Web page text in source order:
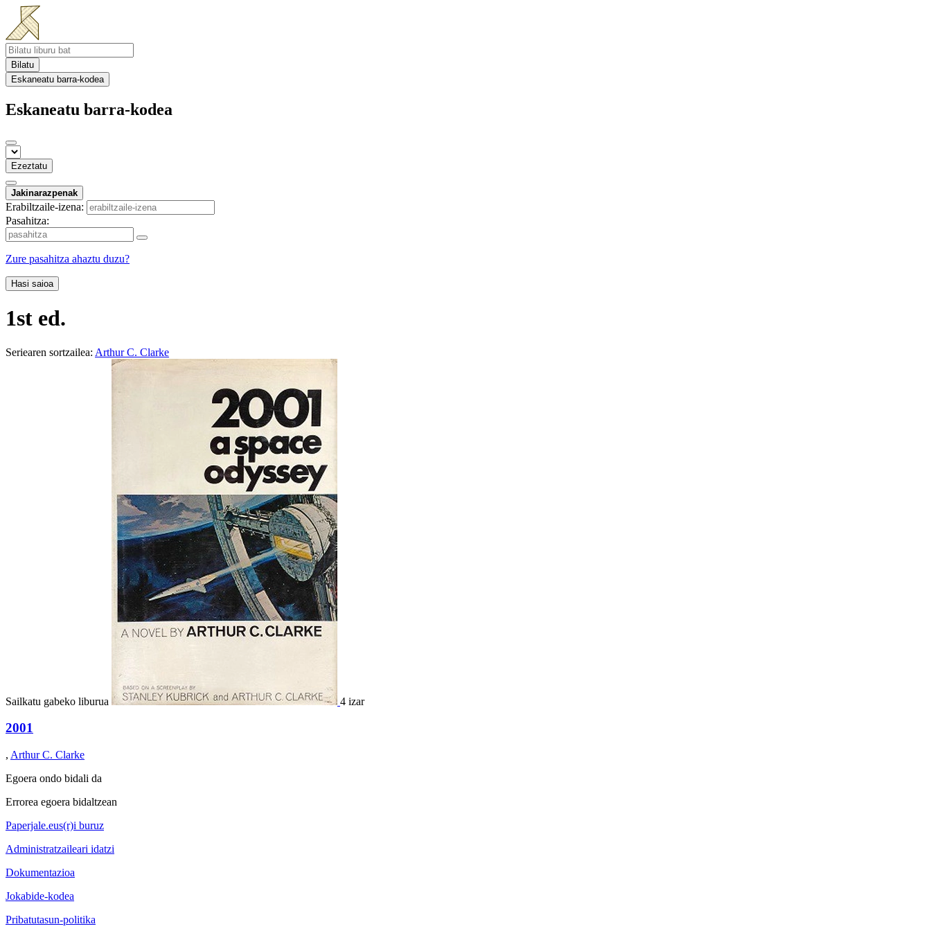
Bilatu
Eskaneatu barra-kodea
Eskaneatu barra-kodea
Ezeztatu
Jakinarazpenak
Erabiltzaile-izena:
Pasahitza:
Zure pasahitza ahaztu duzu?
Hasi saioa
1st ed.
Seriearen sortzailea: Arthur C. Clarke
Sailkatu gabeko liburua 4 izar
2001
, Arthur C. Clarke
Egoera ondo bidali da
Errorea egoera bidaltzean
Paperjale.eus(r)i buruz
Administratzaileari idatzi
Dokumentazioa
Jokabide-kodea
Pribatutasun-politika